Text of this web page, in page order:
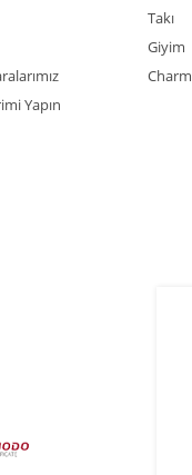
Yapın
Takı
Giyim
Charm